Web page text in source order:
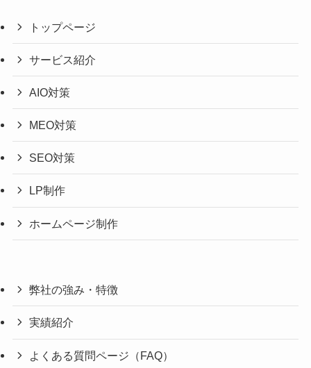
トップページ
サービス紹介
AIO対策
MEO対策
SEO対策
LP制作
ホームページ制作
弊社の強み・特徴
実績紹介
よくある質問ページ（FAQ）